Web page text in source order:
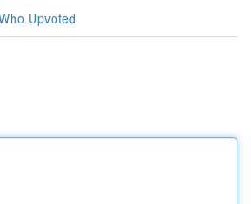
Upvoted